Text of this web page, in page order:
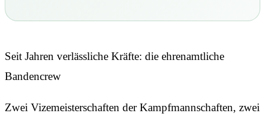
Seit Jahren verlässliche Kräfte: die ehrenamtliche
Bandencrew
Zwei Vizemeisterschaften der Kampfmannschaften, zwei